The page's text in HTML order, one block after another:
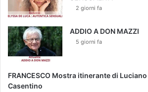
2 giorni fa
ADDIO A DON MAZZI
5 giorni fa
FRANCESCO Mostra itinerante di
Casentino